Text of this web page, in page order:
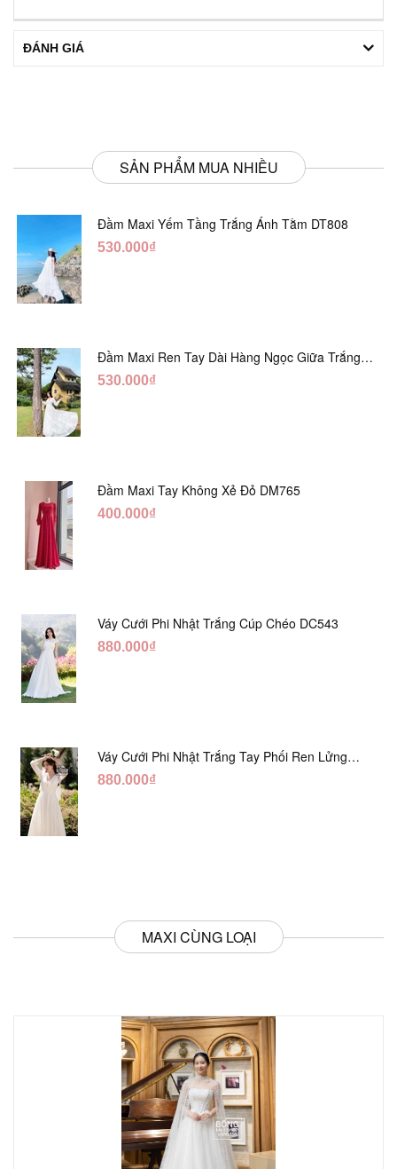
ĐÁNH GIÁ
SẢN PHẨM MUA NHIỀU
Đầm Maxi Yếm Tầng Trắng Ánh Tằm DT808
530.000₫
Đầm Maxi Ren Tay Dài Hàng Ngọc Giữa Trắng
DT730
530.000₫
Đầm Maxi Tay Không Xẻ Đỏ DM765
400.000₫
Váy Cưới Phi Nhật Trắng Cúp Chéo DC543
880.000₫
Váy Cưới Phi Nhật Trắng Tay Phối Ren Lửng
DC554
880.000₫
MAXI CÙNG LOẠI